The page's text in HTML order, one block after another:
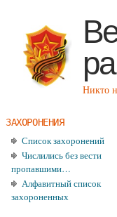
Никто
ЗАХОРОНЕНИЯ
Список захоронений
Числились без вести
пропавшими…
Алфавитный список
захороненных